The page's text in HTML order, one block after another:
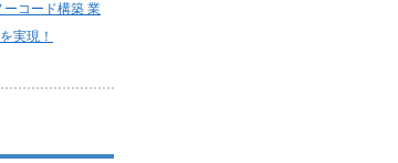
コード構築 業
実現！